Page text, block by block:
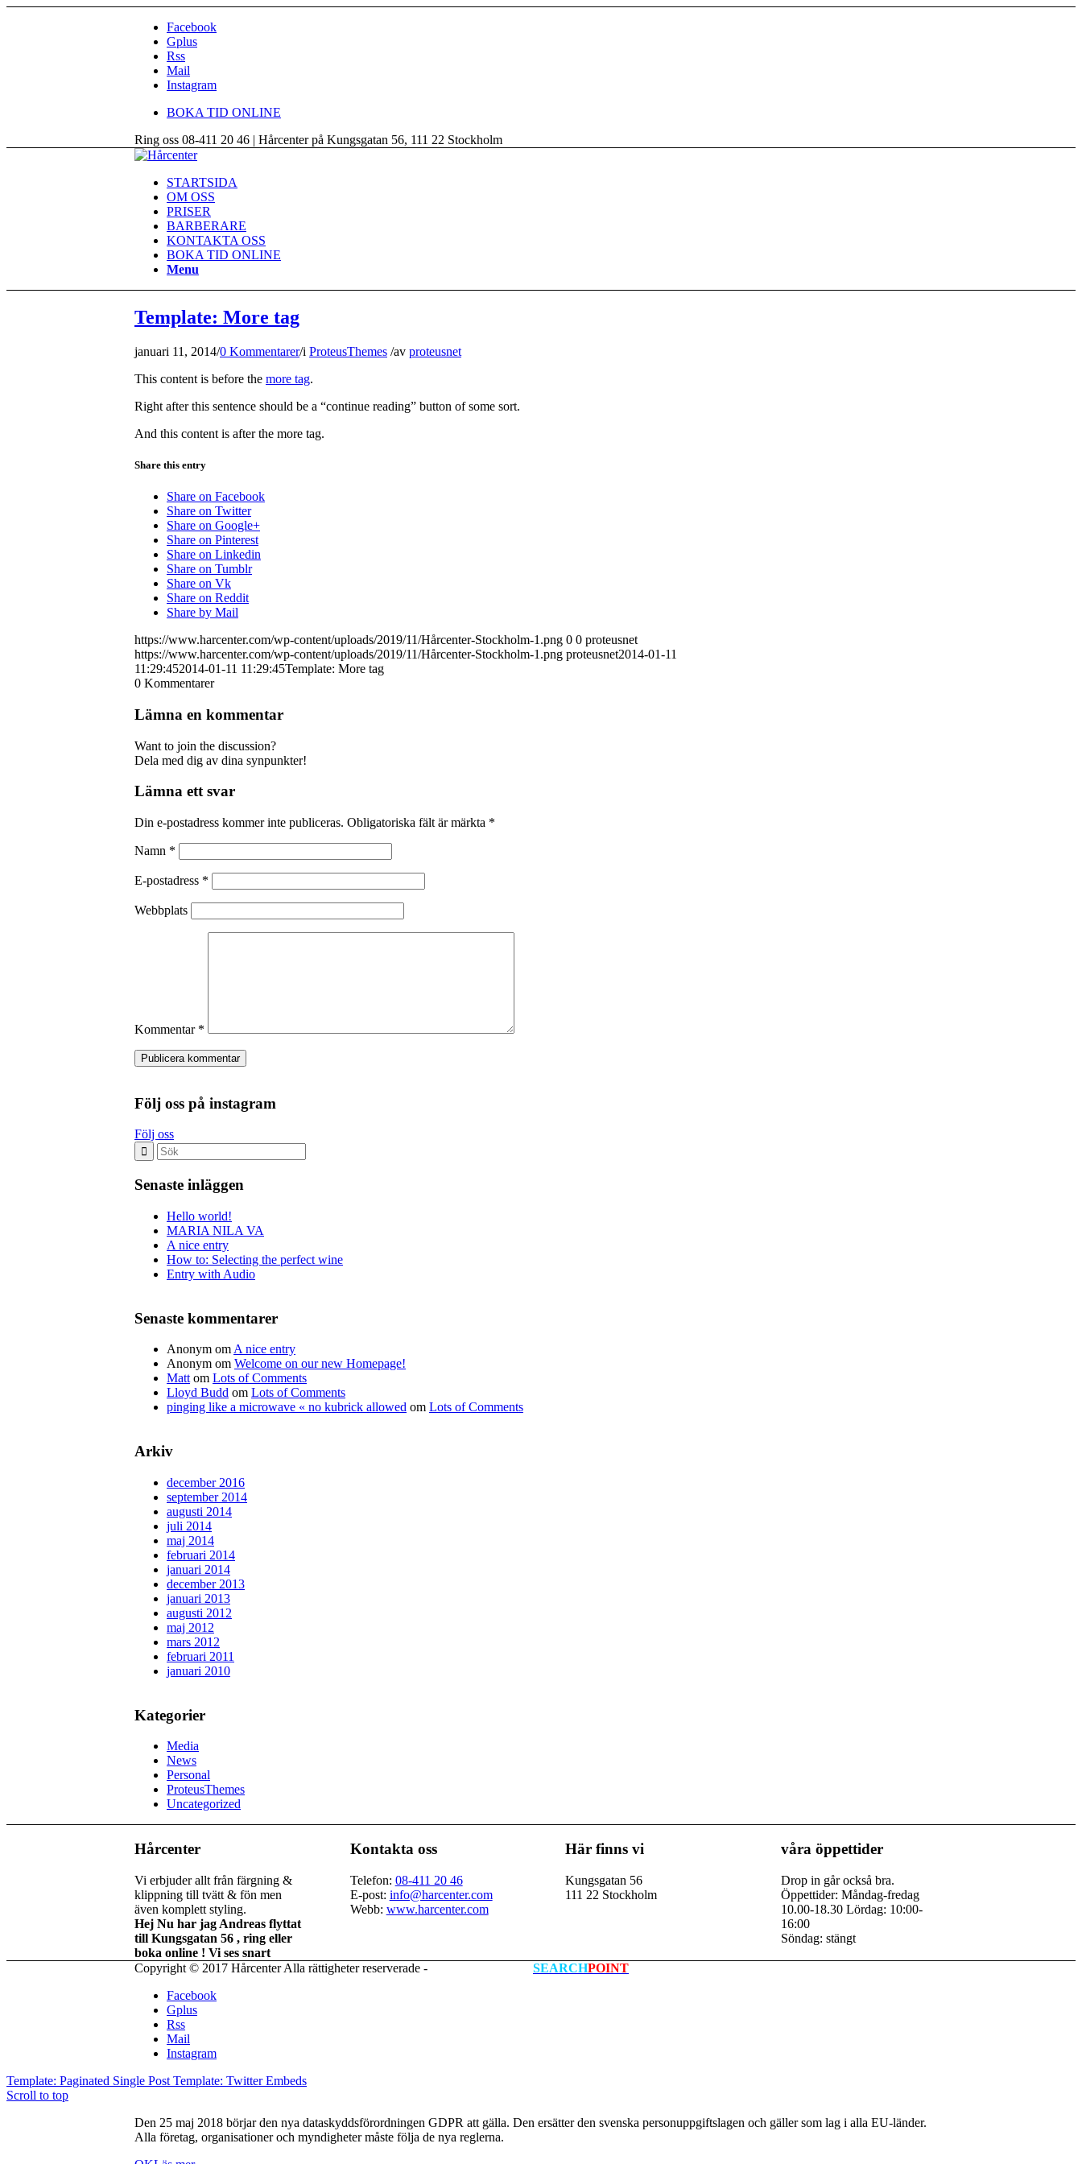
Facebook
Gplus
Rss
Mail
Instagram
BOKA TID ONLINE
Ring oss 08-411 20 46 | Hårcenter på Kungsgatan 56, 111 22 Stockholm
STARTSIDA
OM OSS
PRISER
BARBERARE
KONTAKTA OSS
BOKA TID ONLINE
Menu
Template: More tag
januari 11, 2014/0 Kommentarer/i ProteusThemes /av proteusnet
This content is before the more tag.
Right after this sentence should be a “continue reading” button of some sort.
And this content is after the more tag.
Share this entry
Share on Facebook
Share on Twitter
Share on Google+
Share on Pinterest
Share on Linkedin
Share on Tumblr
Share on Vk
Share on Reddit
Share by Mail
https://www.harcenter.com/wp-content/uploads/2019/11/Hårcenter-Stockholm-1.png 0 0 proteusnet
https://www.harcenter.com/wp-content/uploads/2019/11/Hårcenter-Stockholm-1.png proteusnet2014-01-11
11:29:452014-01-11 11:29:45Template: More tag
0 Kommentarer
Lämna en kommentar
Want to join the discussion?
Dela med dig av dina synpunkter!
Lämna ett svar
Din e-postadress kommer inte publiceras. Obligatoriska fält är märkta *
Namn *
E-postadress *
Webbplats
Kommentar *
Följ oss på instagram
Följ oss
Senaste inläggen
Hello world!
MARIA NILA VA
A nice entry
How to: Selecting the perfect wine
Entry with Audio
Senaste kommentarer
Anonym om A nice entry
Anonym om Welcome on our new Homepage!
Matt om Lots of Comments
Lloyd Budd om Lots of Comments
pinging like a microwave « no kubrick allowed om Lots of Comments
Arkiv
december 2016
september 2014
augusti 2014
juli 2014
maj 2014
februari 2014
januari 2014
december 2013
januari 2013
augusti 2012
maj 2012
mars 2012
februari 2011
januari 2010
Kategorier
Media
News
Personal
ProteusThemes
Uncategorized
Hårcenter
Vi erbjuder allt från färgning &
klippning till tvätt & fön men
även komplett styling.
Hej Nu har jag Andreas flyttat
till Kungsgatan 56 , ring eller
boka online ! Vi ses snart
Kontakta oss
Telefon: 08-411 20 46
E-post: info@harcenter.com
Webb: www.harcenter.com
Här finns vi
Kungsgatan 56
111 22 Stockholm
våra öppettider
Drop in går också bra.
Öppettider: Måndag-fredag
10.00-18.30 Lördag: 10:00-
16:00
Söndag: stängt
Copyright © 2017 Hårcenter Alla rättigheter reserverade - SEARCHPOINT
Facebook
Gplus
Rss
Mail
Instagram
Template: Paginated Single Post Template: Twitter Embeds
Scroll to top
Den 25 maj 2018 börjar den nya dataskyddsförordningen GDPR att gälla. Den ersätter den svenska personuppgiftslagen och gäller som lag i alla EU-länder.
Alla företag, organisationer och myndigheter måste följa de nya reglerna.